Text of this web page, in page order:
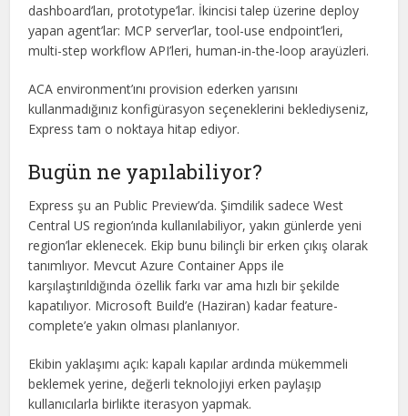
dashboard’ları, prototype’lar. İkincisi talep üzerine deploy
yapan agent’lar: MCP server’lar, tool-use endpoint’leri,
multi-step workflow API’leri, human-in-the-loop arayüzleri.
ACA environment’ını provision ederken yarısını
kullanmadığınız konfigürasyon seçeneklerini beklediyseniz,
Express tam o noktaya hitap ediyor.
Bugün ne yapılabiliyor?
Express şu an Public Preview’da. Şimdilik sadece West
Central US region’ında kullanılabiliyor, yakın günlerde yeni
region’lar eklenecek. Ekip bunu bilinçli bir erken çıkış olarak
tanımlıyor. Mevcut Azure Container Apps ile
karşılaştırıldığında özellik farkı var ama hızlı bir şekilde
kapatılıyor. Microsoft Build’e (Haziran) kadar feature-
complete’e yakın olması planlanıyor.
Ekibin yaklaşımı açık: kapalı kapılar ardında mükemmeli
beklemek yerine, değerli teknolojiyi erken paylaşıp
kullanıcılarla birlikte iterasyon yapmak.